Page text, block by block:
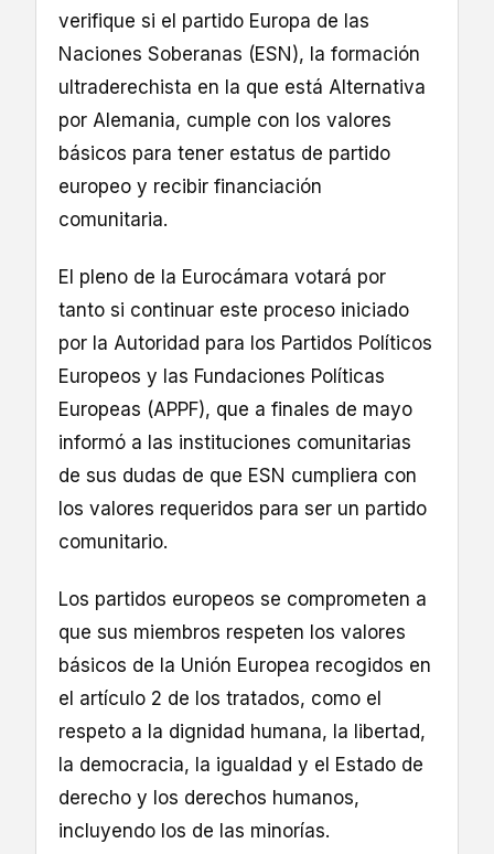
verifique si el partido Europa de las
Naciones Soberanas (ESN), la formación
ultraderechista en la que está Alternativa
por Alemania, cumple con los valores
básicos para tener estatus de partido
europeo y recibir financiación
comunitaria.
El pleno de la Eurocámara votará por
tanto si continuar este proceso iniciado
por la Autoridad para los Partidos Políticos
Europeos y las Fundaciones Políticas
Europeas (APPF), que a finales de mayo
informó a las instituciones comunitarias
de sus dudas de que ESN cumpliera con
los valores requeridos para ser un partido
comunitario.
Los partidos europeos se comprometen a
que sus miembros respeten los valores
básicos de la Unión Europea recogidos en
el artículo 2 de los tratados, como el
respeto a la dignidad humana, la libertad,
la democracia, la igualdad y el Estado de
derecho y los derechos humanos,
incluyendo los de las minorías.